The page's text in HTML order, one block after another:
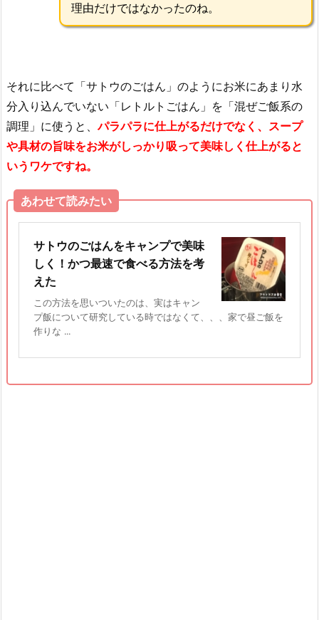
理由だけではなかったのね。
それに比べて「サトウのごはん」のようにお米にあまり水
分入り込んでいない「レトルトごはん」を「混ぜご飯系の
調理」に使うと、パラパラに仕上がるだけでなく、スープ
や具材の旨味をお米がしっかり吸って美味しく仕上がると
いうワケですね。
あわせて読みたい
サトウのごはんをキャンプで美味
しく！かつ最速で食べる方法を考
えた
この方法を思いついたのは、実はキャン
プ飯について研究している時ではなくて、、、家で昼ご飯を
作りな ...